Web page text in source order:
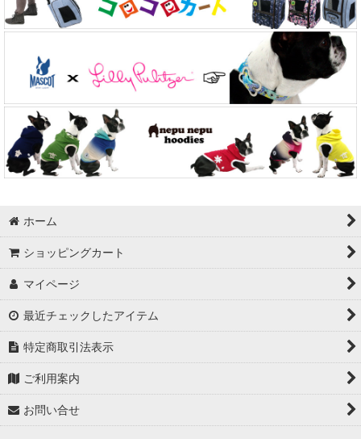
ホーム
ショッピングカート
マイページ
最近チェックしたアイテム
特定商取引法表示
ご利用案内
お問い合せ